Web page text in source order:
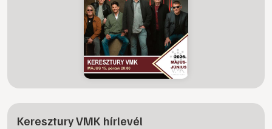
Keresztury VMK hírlevél